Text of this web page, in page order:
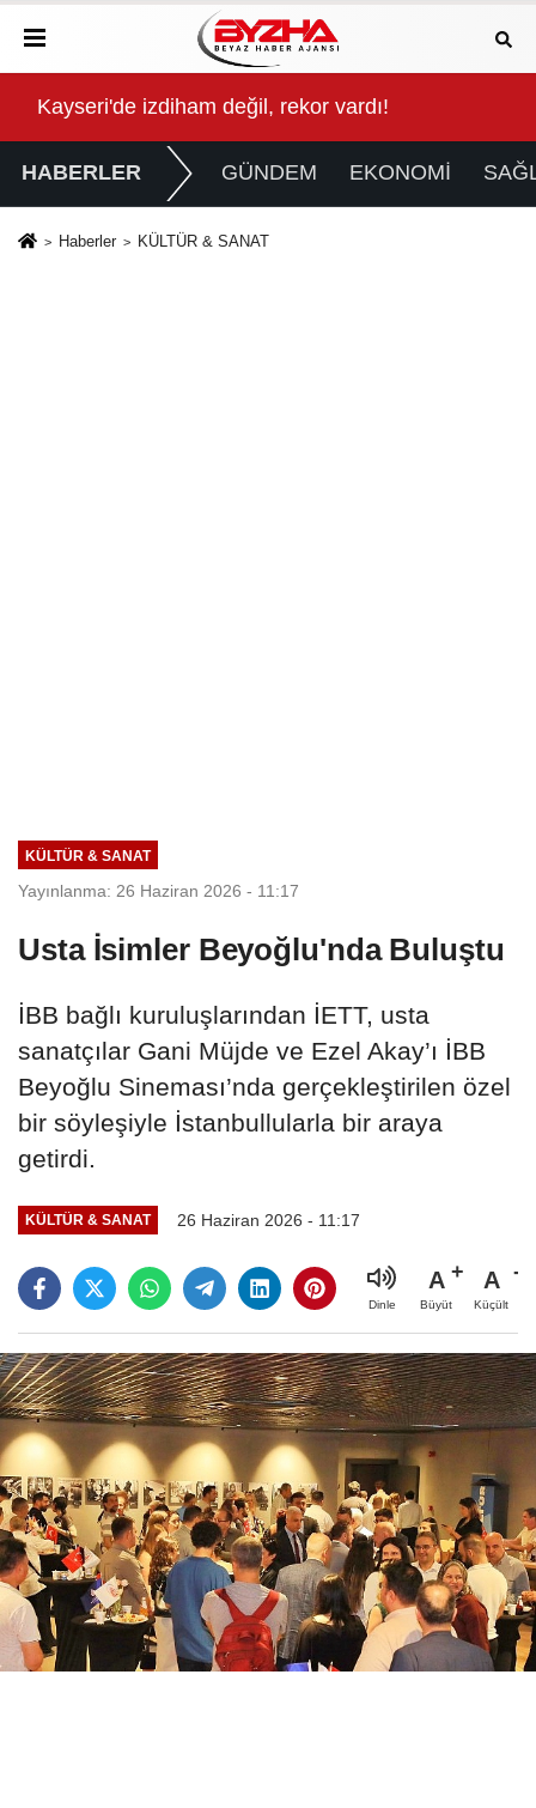
Gözde Demirbilek, NR1 Magazin'de: 'Son assolist
HABERLER GÜNDEM EKONOMİ
Haberler KÜLTÜR & SANAT
KÜLTÜR & SANAT
Yayınlanma: 26 Haziran 2026 - 11:17
Usta İsimler Beyoğlu'nda Buluştu
İBB bağlı kuruluşlarından İETT, usta
sanatçılar Gani Müjde ve Ezel Akay’ı İBB
Beyoğlu Sineması’nda gerçekleştirilen özel
bir söyleşiyle İstanbullularla bir araya
getirdi.
KÜLTÜR & SANAT 26 Haziran 2026 - 11:17
Dinle
A
Büyüt
A
Küçült